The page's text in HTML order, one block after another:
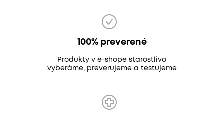
100% preverené
Produkty v e-shope starostlivo
vyberáme, preverujeme a testujeme